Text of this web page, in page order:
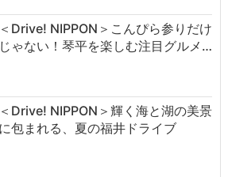
＜Drive! NIPPON＞こんぴら参りだけ
じゃない！琴平を楽しむ注目グルメ…
＜Drive! NIPPON＞輝く海と湖の美景
に包まれる、夏の福井ドライブ